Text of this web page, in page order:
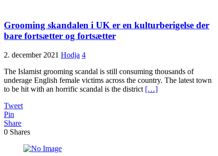
Grooming skandalen i UK er en kulturberigelse der
bare fortsætter og fortsætter
2. december 2021 Hodja 4
The Islamist grooming scandal is still consuming thousands of
underage English female victims across the country. The latest town
to be hit with an horrific scandal is the district […]
Tweet
Pin
Share
0 Shares